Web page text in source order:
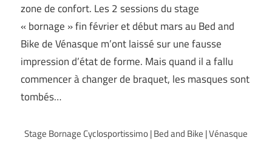
zone de confort. Les 2 sessions du stage
« bornage » fin février et début mars au Bed and
Bike de Vénasque m’ont laissé sur une fausse
impression d’état de forme. Mais quand il a fallu
commencer à changer de braquet, les masques sont
tombés…
Stage Bornage Cyclosportissimo | Bed and Bike | Vénasque